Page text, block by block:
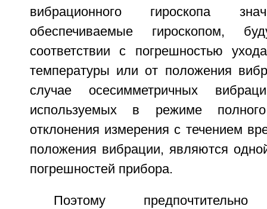
вибрационного гироскопа
обеспечиваемые гироскопом,
соответствии с погрешностью
температуры или от положения
случае осесимметричных
используемых в режиме
отклонения измерения с течением
положения вибрации, являются
погрешностей прибора.
Поэтому предпочтительно